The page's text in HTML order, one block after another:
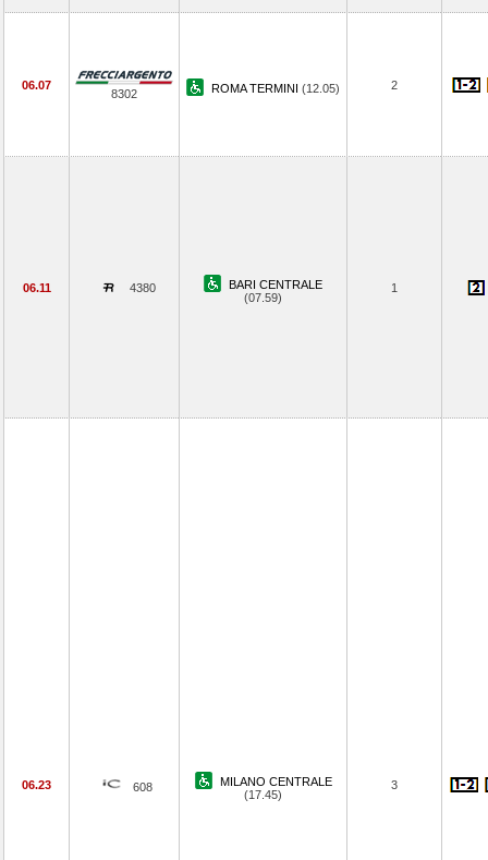
06.07
8302 ROMA TERMINI (12.05) 2
06.11 4380
BARI CENTRALE
(07.59)
1
06.23 608
MILANO CENTRALE
(17.45)
3